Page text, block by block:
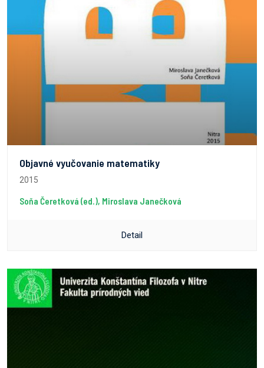
Objavné vyučovanie matematiky
2015
Soňa Čeretková (ed.), Miroslava Janečková
Detail